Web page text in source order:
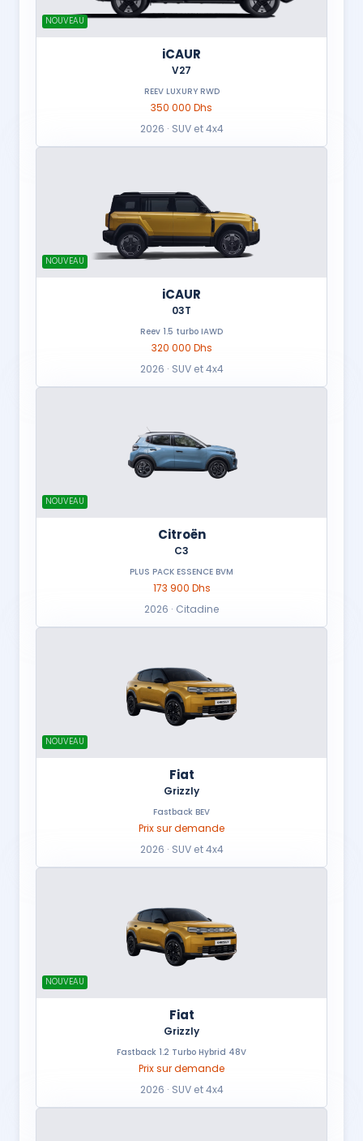
NOUVEAU
iCAUR
V27
REEV LUXURY RWD
350 000 Dhs
2026 · SUV et 4x4
NOUVEAU
iCAUR
03T
Reev 1.5 turbo IAWD
320 000 Dhs
2026 · SUV et 4x4
NOUVEAU
Citroën
C3
PLUS PACK ESSENCE BVM
173 900 Dhs
2026 · Citadine
NOUVEAU
Fiat
Grizzly
Fastback BEV
Prix sur demande
2026 · SUV et 4x4
NOUVEAU
Fiat
Grizzly
Fastback 1.2 Turbo Hybrid 48V
Prix sur demande
2026 · SUV et 4x4